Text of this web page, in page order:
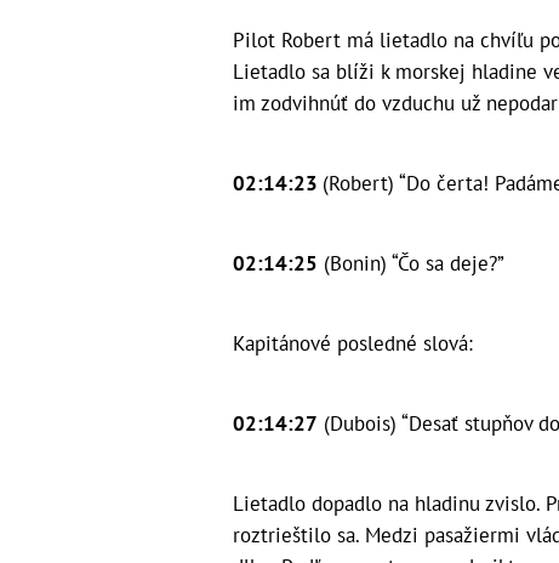
Pilot Robert má lietadlo na chvíľu
Lietadlo sa blíži k morskej hladine
im zodvihnúť do vzduchu už
02:14:23 (Robert) “Do čerta!
02:14:25 (Bonin) “Čo sa deje?”
Kapitánové posledné slová:
02:14:27 (Dubois) “Desať stupňov
Lietadlo dopadlo na hladinu zvislo.
roztrieštilo sa. Medzi pasažiermi